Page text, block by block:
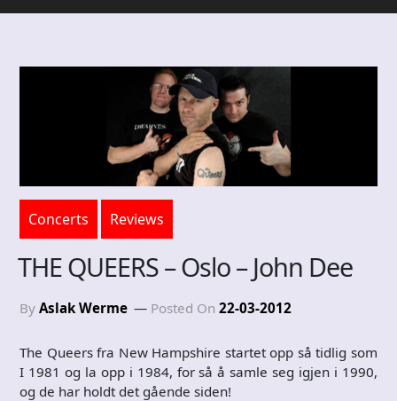
Concerts Reviews
THE QUEERS – Oslo – John Dee
By Aslak Werme Posted On 22-03-2012
The Queers fra New Hampshire startet opp så tidlig som
I 1981 og la opp i 1984, for så å samle seg igjen i 1990,
og de har holdt det gående siden!